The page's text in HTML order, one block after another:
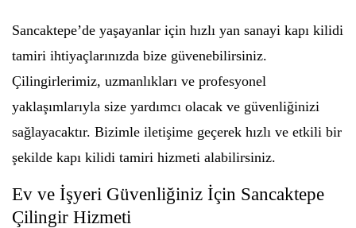
Sancaktepe’de yaşayanlar için hızlı yan sanayi kapı kilidi
tamiri ihtiyaçlarınızda bize güvenebilirsiniz.
Çilingirlerimiz, uzmanlıkları ve profesyonel
yaklaşımlarıyla size yardımcı olacak ve güvenliğinizi
sağlayacaktır. Bizimle iletişime geçerek hızlı ve etkili bir
şekilde kapı kilidi tamiri hizmeti alabilirsiniz.
Ev ve İşyeri Güvenliğiniz İçin Sancaktepe
Çilingir Hizmeti